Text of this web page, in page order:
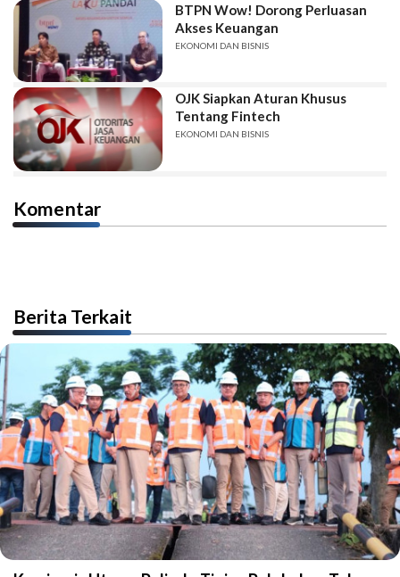
BTPN Wow! Dorong Perluasan
Akses Keuangan
EKONOMI DAN BISNIS
OJK Siapkan Aturan Khusus
Tentang Fintech
EKONOMI DAN BISNIS
Komentar
Berita Terkait